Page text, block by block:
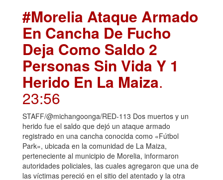
#Morelia Ataque Armado
En Cancha De Fucho
Deja Como Saldo 2
Personas Sin Vida Y 1
Herido En La Maiza.
23:56
STAFF/@michangoonga/RED-113 Dos muertos y un
herido fue el saldo que dejó un ataque armado
registrado en una cancha conocida como «Fútbol
Park», ubicada en la comunidad de La Maiza,
perteneciente al municipio de Morelia, informaron
autoridades policiales, las cuales agregaron que una de
las víctimas pereció en el sitio del atentado y la otra